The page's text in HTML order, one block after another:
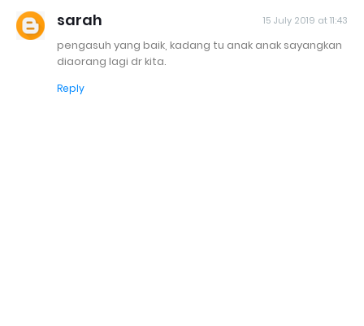
sarah 15 July 2019 at 11:43
pengasuh yang baik, kadang tu anak anak sayangkan
diaorang lagi dr kita.
Reply